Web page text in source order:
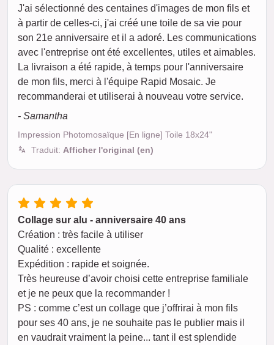
J'ai sélectionné des centaines d'images de mon fils et
à partir de celles-ci, j'ai créé une toile de sa vie pour
son 21e anniversaire et il a adoré. Les communications
avec l'entreprise ont été excellentes, utiles et aimables.
La livraison a été rapide, à temps pour l'anniversaire
de mon fils, merci à l'équipe Rapid Mosaic. Je
recommanderai et utiliserai à nouveau votre service.
- Samantha
Impression Photomosaïque [En ligne] Toile 18x24"
Traduit: Afficher l'original (en)
Collage sur alu - anniversaire 40 ans
Création : très facile à utiliser
Qualité : excellente
Expédition : rapide et soignée.
Très heureuse d’avoir choisi cette entreprise familiale
et je ne peux que la recommander !
PS : comme c’est un collage que j’offrirai à mon fils
pour ses 40 ans, je ne souhaite pas le publier mais il
en vaudrait vraiment la peine... tant il est splendide